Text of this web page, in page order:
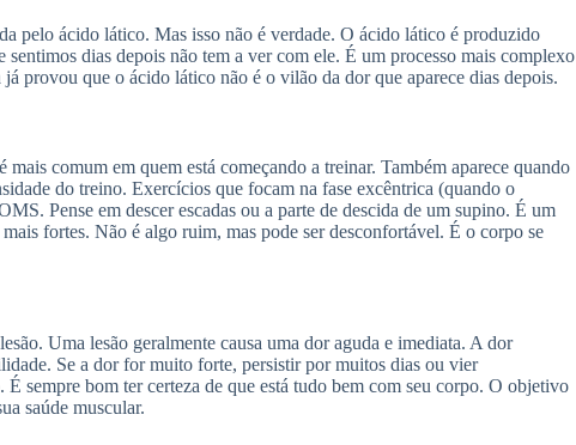
pelo ácido lático. Mas isso não é verdade. O ácido lático é produzido
dias depois não tem a ver com ele. É um processo mais complexo
provou que o ácido lático não é o vilão da dor que aparece dias depois.
comum em quem está começando a treinar. Também aparece quando
do treino. Exercícios que focam na fase excêntrica (quando o
Pense em descer escadas ou a parte de descida de um supino. É um
fortes. Não é algo ruim, mas pode ser desconfortável. É o corpo se
Uma lesão geralmente causa uma dor aguda e imediata. A dor
Se a dor for muito forte, persistir por muitos dias ou vier
sempre bom ter certeza de que está tudo bem com seu corpo. O objetivo
saúde muscular.